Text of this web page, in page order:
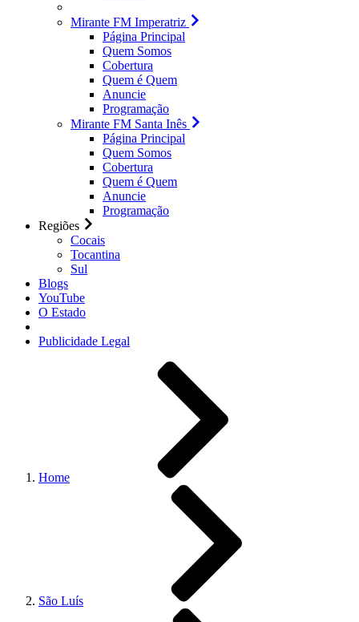
Mirante FM Imperatriz
Página Principal
Quem Somos
Cobertura
Quem é Quem
Anuncie
Programação
Mirante FM Santa Inês
Página Principal
Quem Somos
Cobertura
Quem é Quem
Anuncie
Programação
Regiões
Cocais
Tocantina
Sul
Blogs
YouTube
O Estado
Publicidade Legal
Home
São Luís